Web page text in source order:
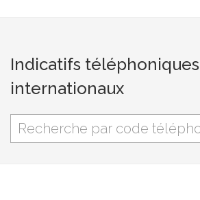
Indicatifs téléphoniques
internationaux